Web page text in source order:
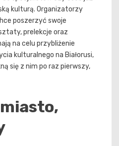
kulturą. Organizatorzy
poszerzyć swoje
prelekcje oraz
na celu przybliżenie
kulturalnego na Białorusi,
się z nim po raz pierwszy,
miasto,